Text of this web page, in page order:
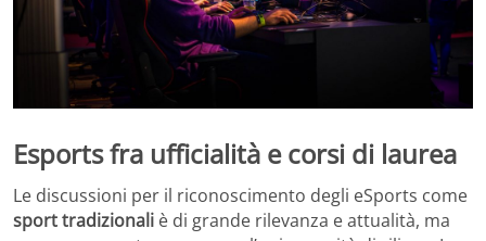
Esports fra ufficialità e corsi di laurea
Le discussioni per il riconoscimento degli eSports come
sport tradizionali è di grande rilevanza e attualità, ma